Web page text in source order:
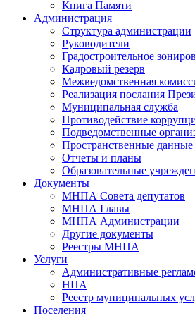
Книга Памяти
Администрация
Структура администрации
Руководители
Градостроительное
Кадровый резерв
Межведомственная
Реализация послания
Муниципальная служба
Противодействие
Подведомственные
Пространственные данные
Отчеты и планы
Образовательные
Документы
МНПА Совета депутатов
МНПА Главы
МНПА Администрации
Другие документы
Реестры МНПА
Услуги
Административные
НПА
Реестр муниципальных
Поселения